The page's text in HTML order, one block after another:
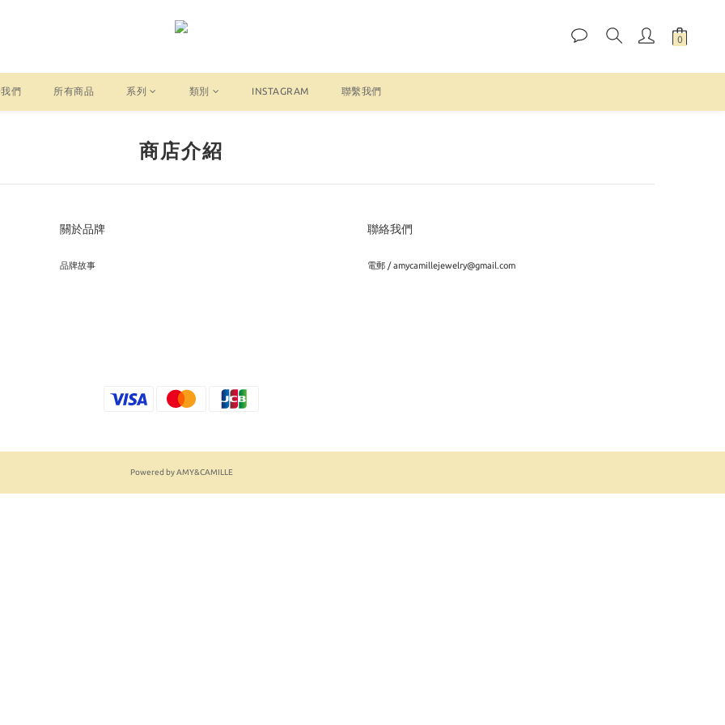
們 所有商品 系列 類別 INSTAGRAM 聯繫我們
商店介紹
關於品牌
品牌故事
聯絡我們
電郵 / amycamillejewelry@gmail.com
Powered by AMY&CAMILLE